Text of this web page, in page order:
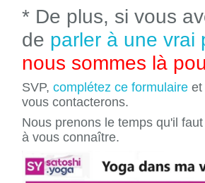
* De plus, si vous
de parler à une vrai
nous sommes là
SVP, complétez ce formulaire et
vous contacterons.
Nous prenons le temps qu'il
à vous connaître.